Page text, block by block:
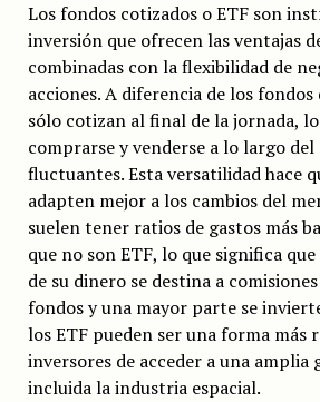
Los fondos cotizados o ETF son
inversión que ofrecen las ventajas
combinadas con la flexibilidad de
acciones. A diferencia de los
sólo cotizan al final de la jornada,
comprarse y venderse a lo largo
fluctuantes. Esta versatilidad hace
adapten mejor a los cambios del
suelen tener ratios de gastos más
que no son ETF, lo que significa
de su dinero se destina a
fondos y una mayor parte se
los ETF pueden ser una forma más
inversores de acceder a una amplia
incluida la industria espacial.